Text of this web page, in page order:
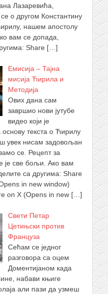
Лазаревића,
о другом Константину
нашем апостолу
вам се допада,
Share […]
Емисија – Тајна
мисија Ћирила и
Методија
Ових дана сам
завршио нови јутубе
видео који је
текста о Ћирилу
увек нисам задовољан
се. Рецепт за
је све бољи. Ако вам
са другима: Share
in new window)
on X (Opens in new […]
Свети Петар
Цетињски против
Француза
Сећам се једног
разговора са оцем
Доментијаном када
набави књиге
али пази да узмеш